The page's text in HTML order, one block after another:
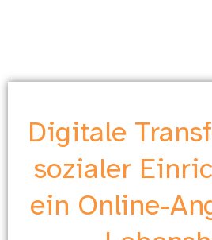
Digitale
sozialer
ein Online-